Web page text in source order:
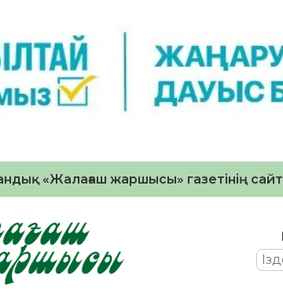
«Жалағаш жаршысы» газетінің